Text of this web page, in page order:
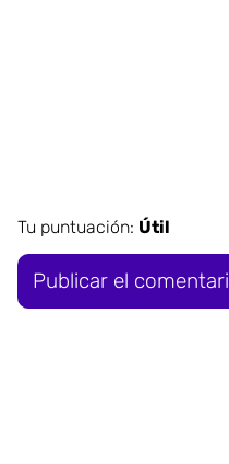
Tu puntuación: Útil